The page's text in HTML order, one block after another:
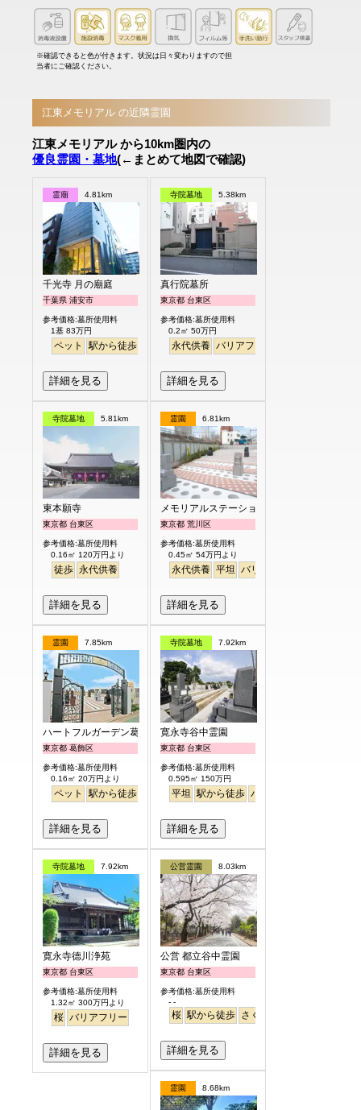
※確認できると色が付きます。状況は日々変わりますので担
当者にご確認ください。
江東メモリアル の近隣霊園
江東メモリアル から10km圏内の
優良霊園・墓地(←まとめて地図で確認)
霊廟 4.81km
千光寺 月の廟庭
千葉県 浦安市
参考価格:墓所使用料
1基 83万円
ペット 駅から徒歩
詳細を見る
寺院墓地 5.38km
真行院墓所
東京都 台東区
参考価格:墓所使用料
0.2㎡ 50万円
永代供養 バリアフリー
詳細を見る
寺院墓地 5.81km
東本願寺
東京都 台東区
参考価格:墓所使用料
0.16㎡ 120万円より
徒歩 永代供養
詳細を見る
霊園 6.81km
メモリアルステーション南千住
東京都 荒川区
参考価格:墓所使用料
0.45㎡ 54万円より
永代供養 平坦 バリアフリー
詳細を見る
霊園 7.85km
ハートフルガーデン葛飾鎌倉
東京都 葛飾区
参考価格:墓所使用料
0.16㎡ 20万円より
ペット 駅から徒歩 バリアフリー 明るい
詳細を見る
寺院墓地 7.92km
寛永寺谷中霊園
東京都 台東区
参考価格:墓所使用料
0.595㎡ 150万円
平坦 駅から徒歩 バリアフリー
詳細を見る
寺院墓地 7.92km
寛永寺德川浄苑
東京都 台東区
参考価格:墓所使用料
1.32㎡ 300万円より
桜 バリアフリー
詳細を見る
公営霊園 8.03km
公営 都立谷中霊園
東京都 台東区
参考価格:墓所使用料
- -
桜 駅から徒歩 さくら
詳細を見る
霊園 8.68km